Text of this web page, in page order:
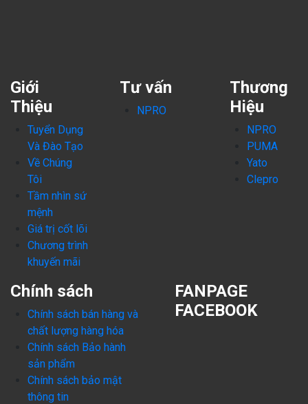
Giới
Thiệu
Tuyển Dụng
Và Đào Tạo
Về Chúng
Tôi
Tầm nhìn sứ
mệnh
Giá trị cốt lõi
Chương trình
khuyến mãi
Tư vấn
NPRO
Thương
Hiệu
NPRO
PUMA
Yato
Clepro
Chính sách
Chính sách bán hàng và
chất lượng hàng hóa
Chính sách Bảo hành
sản phẩm
Chính sách bảo mật
thông tin
FANPAGE
FACEBOOK